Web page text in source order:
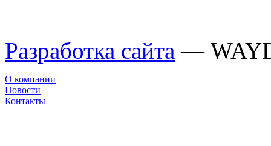
Разработка сайта —
О компании
Новости
Контакты